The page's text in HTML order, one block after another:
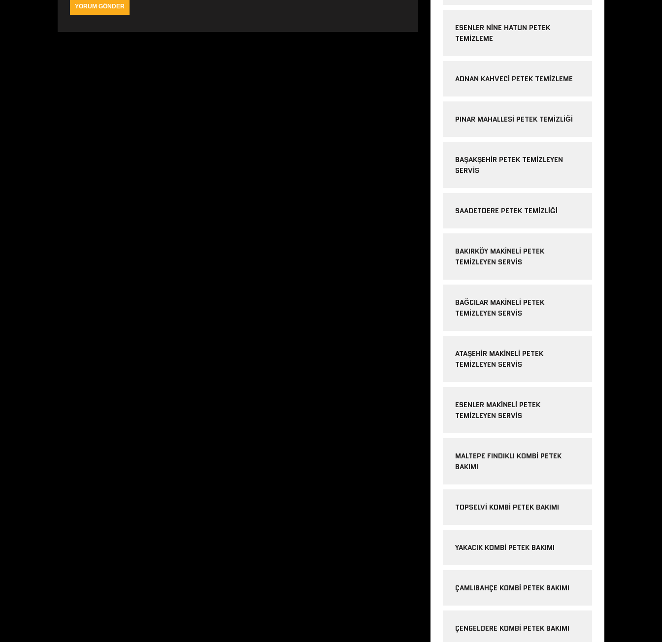
ESENLER NINE HATUN PETEK
TEMIZLEME
ADNAN KAHVECI PETEK TEMIZLEME
PINAR MAHALLESI PETEK TEMIZLIĞI
BAŞAKŞEHIR PETEK TEMIZLEYEN
SERVIS
SAADETDERE PETEK TEMIZLIĞI
BAKIRKÖY MAKINELI PETEK
TEMIZLEYEN SERVIS
BAĞCILAR MAKINELI PETEK
TEMIZLEYEN SERVIS
ATAŞEHIR MAKINELI PETEK
TEMIZLEYEN SERVIS
ESENLER MAKINELI PETEK
TEMIZLEYEN SERVIS
MALTEPE FINDIKLI KOMBI PETEK
BAKIMI
TOPSELVI KOMBI PETEK BAKIMI
YAKACIK KOMBI PETEK BAKIMI
ÇAMLIBAHÇE KOMBI PETEK BAKIMI
ÇENGELDERE KOMBI PETEK BAKIMI